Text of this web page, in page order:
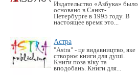
Издательство «Азбука» было
основано в Санкт-
Петербурге в 1995 году. В
настоящее время это...
Астра
"Astra" - це видавництво, яке
створює книги для душі.
Книги поза віку та
вподобань. Книги для...